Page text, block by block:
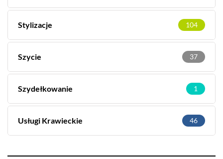
Stylizacje 104
Szycie 37
Szydełkowanie 1
Usługi Krawieckie 46